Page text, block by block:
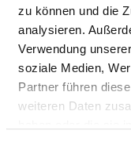
zu können und die
analysieren.
Verwendung
soziale Medien,
Partner führen
weiteren Daten
Number (total)
Staff in direct
employment
Staff not in direct